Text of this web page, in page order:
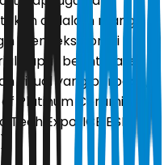
di dalam ruang.
mengeksplorasi
dapat berinteraksi
visual yang berbeda,"
Platinum Ceramics
Expo, ICE BSD,